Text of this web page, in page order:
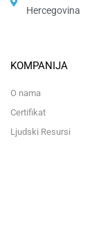
Hercegovina​
KOMPANIJA
O nama
Certifikat
Ljudski Resursi